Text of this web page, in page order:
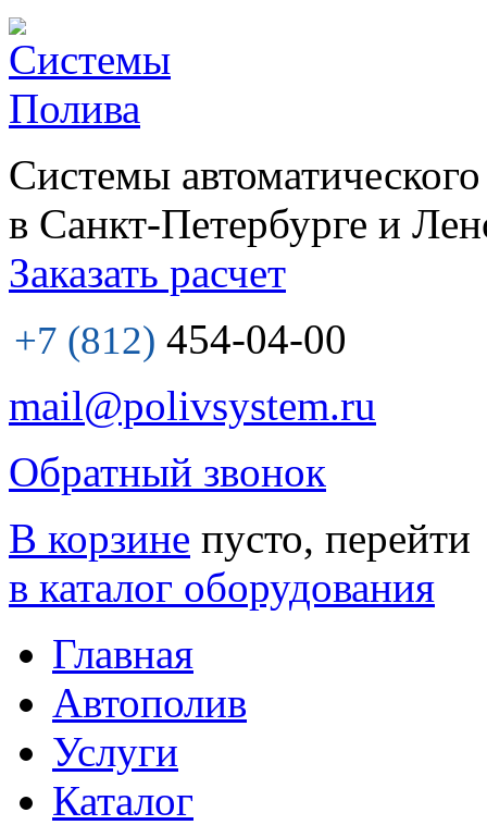
Системы
в Санкт-Петербурге и
Заказать расчет
+7 (812) 454-04-00
mail@polivsystem.ru
Обратный звонок
В корзине пусто, перейти
в каталог оборудования
Главная
Автополив
Услуги
Каталог